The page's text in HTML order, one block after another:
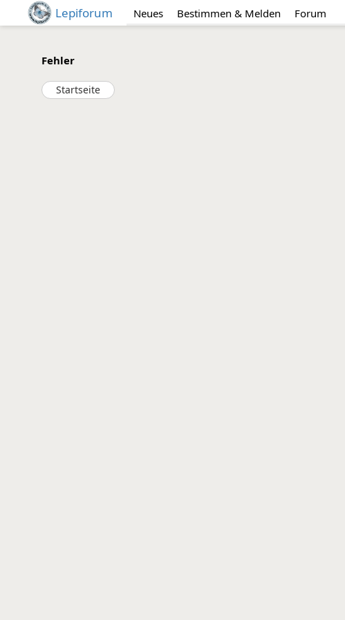
Lepiforum Neues Bestimmen & Melden Forum
Fehler
Startseite